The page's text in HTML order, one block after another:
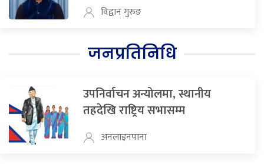
विद्वान गुरुङ
जनप्रतिनिधि
उपनिर्वाचन अन्योलमा, स्थानीय
तहदेखि राष्ट्रिय सभासम्म
अनलाइनपाना